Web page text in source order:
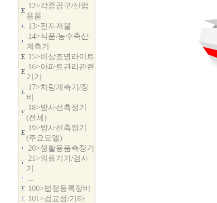
12>각종공구/산업
용품
13>전자저울
14>식품/농수축산
계측기
15>비상조명라이트
16>아파트관리관련
기기
17>차량계측기/장
비
18>방사선측정기
(전체)
19>방사선측정기
(주요모델)
20>생활용품측정기
21>의료기기/검사
기
...
100>법정등록장비
101>검교정/기타